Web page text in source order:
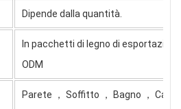
Dipende dalla quantità.
In pacchetti di legno di
ODM
Parete ， Soffitto ， Bagno ，